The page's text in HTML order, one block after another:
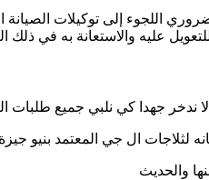
اللجوء إلى توكيلات الصيانة
للتعويل عليه والاستعانة به في ذلك
ندخر جهدا كي نلبي جميع طلبات
لثلاجات ال جي المعتمد بنيو
والحديث